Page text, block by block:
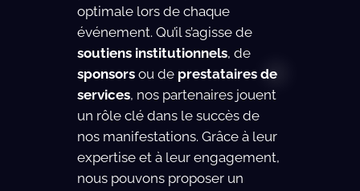
optimale lors de chaque
événement. Qu’il s’agisse de
soutiens institutionnels, de
sponsors ou de prestataires de
services, nos partenaires jouent
un rôle clé dans le succès de
nos manifestations. Grâce à leur
expertise et à leur engagement,
nous pouvons proposer un